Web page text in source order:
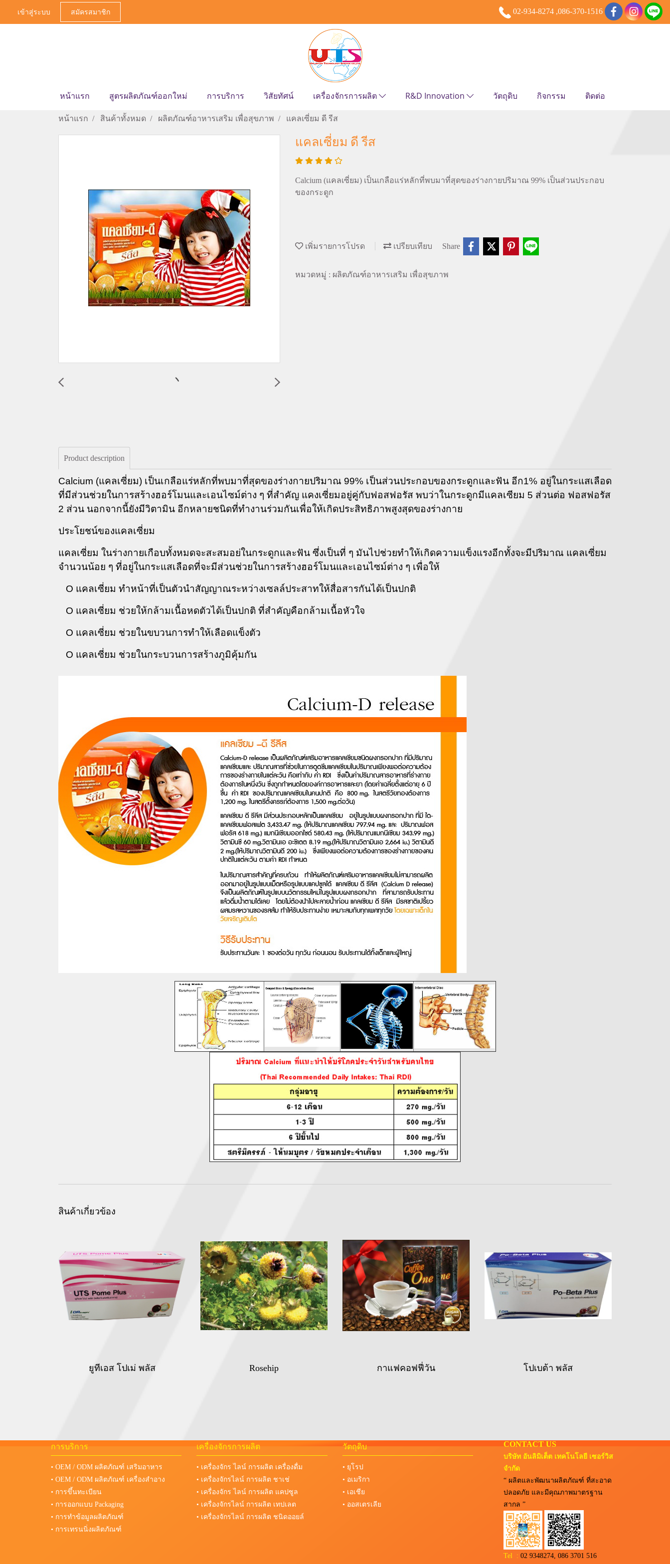
เข้าสู่ระบบ สมัครสมาชิก 02-934-8274 ,086-370-1516
หน้าแรก สูตรผลิตภัณฑ์ออกใหม่ การบริการ วิสัยทัศน์ เครื่องจักรการผลิต R&D Innovation วัตถุดิบ กิจกรรม ติดต่อ
หน้าแรก สินค้าทั้งหมด ผลิตภัณฑ์อาหารเสริม เพื่อสุขภาพ แคลเซี่ยม ดี รีส
แคลเซี่ยม ดี รีส
Calcium (แคลเซี่ยม) เป็นเกลือแร่หลักที่พบมาที่สุดของร่างกายปริมาณ 99% เป็นส่วนประกอบ
ของกระดูก
เพิ่มรายการโปรด เปรียบเทียบ Share
หมวดหมู่ : ผลิตภัณฑ์อาหารเสริม เพื่อสุขภาพ
Product description
Calcium (แคลเซี่ยม) เป็นเกลือแร่หลักที่พบมาที่สุดของร่างกายปริมาณ 99% เป็นส่วนประกอบของกระดูกและฟัน อีก1% อยู่ในกระแสเลือด
ที่มีส่วนช่วยในการสร้างฮอร์โมนและเอนไซม์ต่าง ๆ ที่สำคัญ แคงเซี่ยมอยู่คู่กับฟอสฟอรัส พบว่าในกระดูกมีแคลเซียม 5 ส่วนต่อ ฟอสฟอรัส
2 ส่วน นอกจากนี้ยังมีวิตามิน อีกหลายชนิดที่ทำงานร่วมกันเพื่อให้เกิดประสิทธิภาพสูงสุดของร่างกาย
ประโยชน์ของแคลเซี่ยม
แคลเซี่ยม ในร่างกายเกือบทั้งหมดจะสะสมอย่ในกระดูกและฟัน ซึ่งเป็นที่ ๆ มันไปช่วยทำให้เกิดความแข็งแรงอีกทั้งจะมีปริมาณ แคลเซี่ยม
จำนวนน้อย ๆ ที่อยู่ในกระแสเลือดที่จะมีส่วนช่วยในการสร้างฮอร์โมนและเอนไซม์ต่าง ๆ เพื่อให้
O แคลเซี่ยม ทำหน้าที่เป็นตัวนำสัญญาณระหว่างเซลล์ประสาทให้สื่อสารกันได้เป็นปกติ
O แคลเซี่ยม ช่วยให้กล้ามเนื้อหดตัวได้เป็นปกติ ที่สำคัญคือกล้ามเนื้อหัวใจ
O แคลเซี่ยม ช่วยในขบวนการทำให้เลือดแข็งตัว
O แคลเซี่ยม ช่วยในกระบวนการสร้างภูมิคุ้มกัน
สินค้าเกี่ยวข้อง
ยูทีเอส โปเม่ พลัส Rosehip กาแฟคอฟฟี่วัน โปเบต้า พลัส
การบริการ
• OEM / ODM ผลิตภัณฑ์ เสริมอาหาร
• OEM / ODM ผลิตภัณฑ์ เครื่องสำอาง
• การขึ้นทะเบียน
• การออกแบบ Packaging
• การทำข้อมูลผลิตภัณฑ์
• การเทรนนิ่งผลิตภัณฑ์
เครื่องจักรการผลิต
• เครื่องจักร ไลน์ การผลิต เครื่องดื่ม
• เครื่องจักรไลน์ การผลิต ชาเช่
• เครื่องจักร ไลน์ การผลิต แคปซูล
• เครื่องจักรไลน์ การผลิต เทปเลต
• เครื่องจักรไลน์ การผลิต ชนิดออยล์
วัตถุดิบ
• ยุโรป
• อเมริกา
• เอเชีย
• ออสเตรเลีย
CONTACT US
บริษัท อันลิมิเต็ต เทคโนโลยี เซอร์วิส
จำกัด
“ ผลิตและพัฒนาผลิตภัณฑ์ ที่สะอาด
ปลอดภัย และมีคุณภาพมาตรฐาน
สากล ”
Tel : 02 9348274, 086 3701 516